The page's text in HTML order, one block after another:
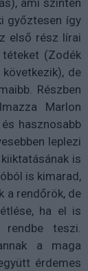
ami szintén
győztesen így
első rész lírai
(Zodék
de
Részben
Marlon
hasznosabb
leplezi
is
is kimarad,
a rendőrök, de
ha el is
teszi.
a maga
érdemes